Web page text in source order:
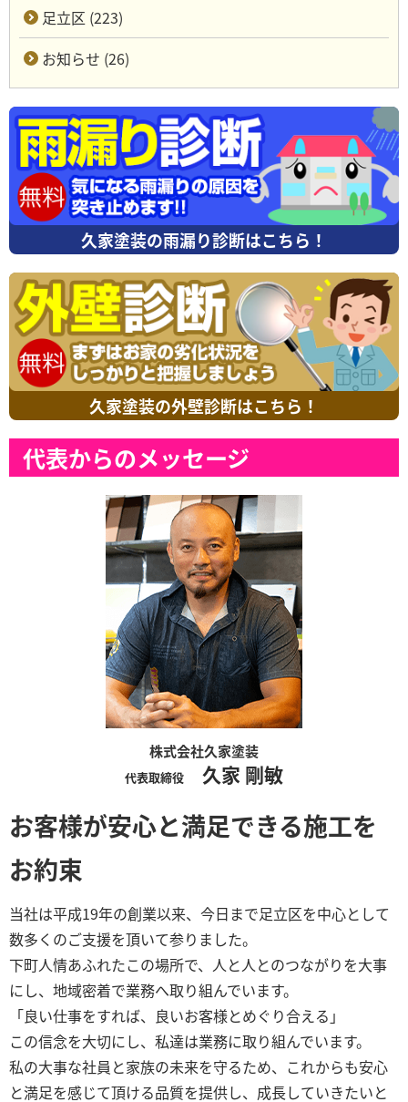
足立区 (223)
お知らせ (26)
久家塗装の雨漏り診断はこちら！
久家塗装の外壁診断はこちら！
代表からのメッセージ
株式会社久家塗装
代表取締役 久家 剛敏
お客様が安心と満足できる施工を
お約束
当社は平成19年の創業以来、今日まで足立区を中心として
数多くのご支援を頂いて参りました。
下町人情あふれたこの場所で、人と人とのつながりを大事
にし、地域密着で業務へ取り組んでいます。
「良い仕事をすれば、良いお客様とめぐり合える」
この信念を大切にし、私達は業務に取り組んでいます。
私の大事な社員と家族の未来を守るため、これからも安心
と満足を感じて頂ける品質を提供し、成長していきたいと